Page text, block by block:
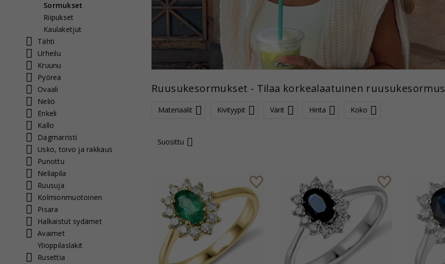
Sormukset
Riipukset
Kaulaketjut
Tähti
Urheilu
Kruunu
Pyöreä
Ovaali
Neliö
Enkeli
Kallo
Dagmarristi
Usko, toivo ja rakkaus
Punottu
Neliapila
Ruusuja
Kolmionmuotoinen
Pisara
Halkaistut sydämet
Avaimet
Ylioppilaslakit
Rusettia
Ruusukesormukset - Tilaa korkealaatuinen ruusukesormus
Materiaalit Kivityypit Värit Hinta Koko
Suosittu